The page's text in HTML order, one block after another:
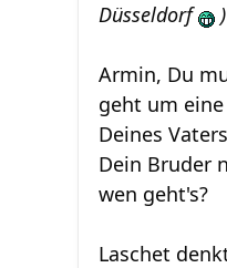
Düsseldorf
)
Armin, Du
geht um
Deines
Dein Bruder
wen geht's?
Laschet